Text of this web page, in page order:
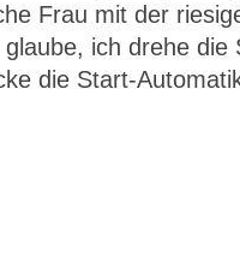
Frau mit der
ich drehe
die Start-